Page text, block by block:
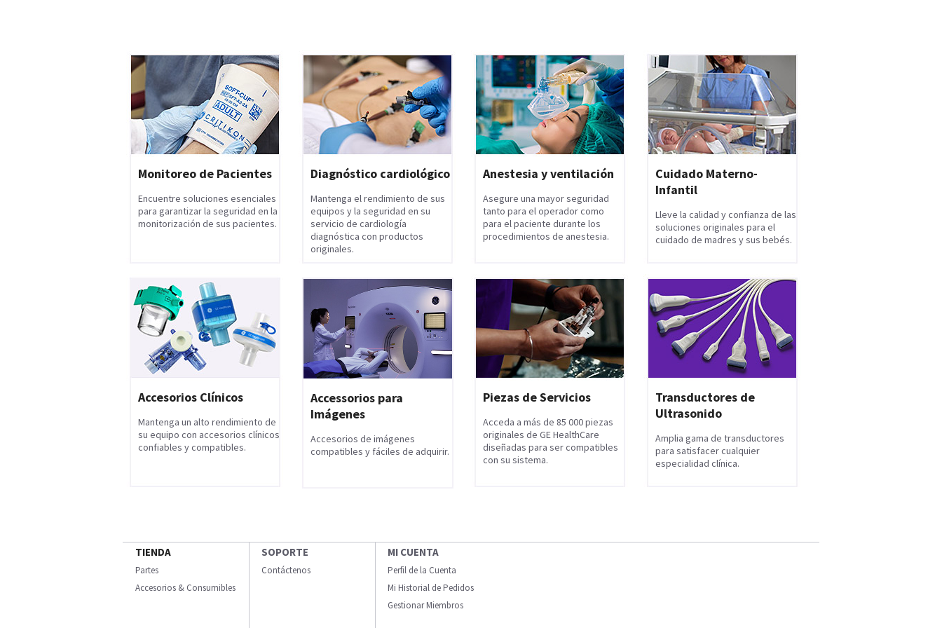
Monitoreo de Pacientes
Encuentre soluciones esenciales
para garantizar la seguridad en la
monitorización de sus pacientes.
Accesorios Clínicos
Mantenga un alto rendimiento de
su equipo con accesorios clínicos
confiables y compatibles.
Diagnóstico cardiológico
Mantenga el rendimiento de sus
equipos y la seguridad en su
servicio de cardiología
diagnóstica con productos
originales.
Accessorios para
Imágenes
Accesorios de imágenes
compatibles y fáciles de adquirir.
Anestesia y ventilación
Asegure una mayor seguridad
tanto para el operador como
para el paciente durante los
procedimientos de anestesia.
Piezas de Servicios
Acceda a más de 85 000 piezas
originales de GE HealthCare
diseñadas para ser compatibles
con su sistema.
Cuidado Materno-
Infantil
Lleve la calidad y confianza de las
soluciones originales para el
cuidado de madres y sus bebés.
Transductores de
Ultrasonido
Amplia gama de transductores
para satisfacer cualquier
especialidad clínica.
TIENDA
Partes
Accesorios & Consumibles
SOPORTE
Contáctenos
MI CUENTA
Perfil de la Cuenta
Mi Historial de Pedidos
Gestionar Miembros